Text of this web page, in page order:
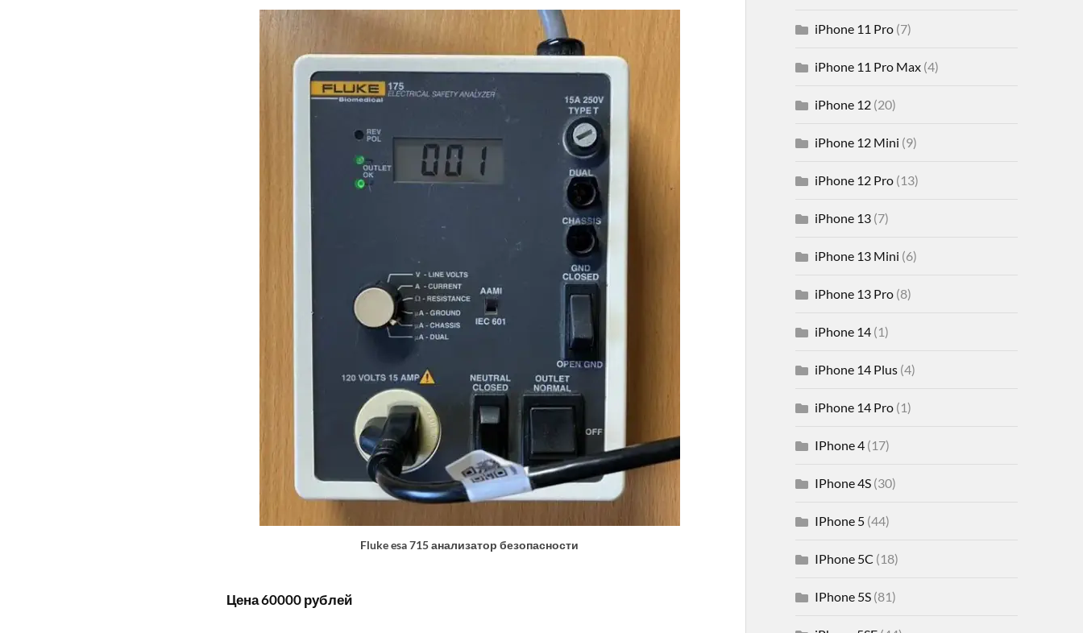
Fluke esa 715 анализатор безопасности
Цена 60000 рублей
iPhone 11 Pro(7)
iPhone 11 Pro Max(4)
iPhone 12(20)
iPhone 12 Mini (9)
iPhone 12 Pro(13)
iPhone 13(7)
iPhone 13 Mini (6)
iPhone 13 Pro(8)
iPhone 14(1)
iPhone 14 Plus(4)
iPhone 14 Pro(1)
IPhone 4(17)
IPhone 4S(30)
IPhone 5(44)
IPhone 5C (18)
IPhone 5S(81)